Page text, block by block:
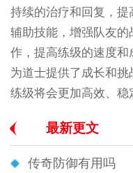
持续的治疗和回复，
辅助技能，增强队友
作，提高练级的速度
为道士提供了成长和挑
练级将会更加高效、稳
最新更文
传奇防御有用吗